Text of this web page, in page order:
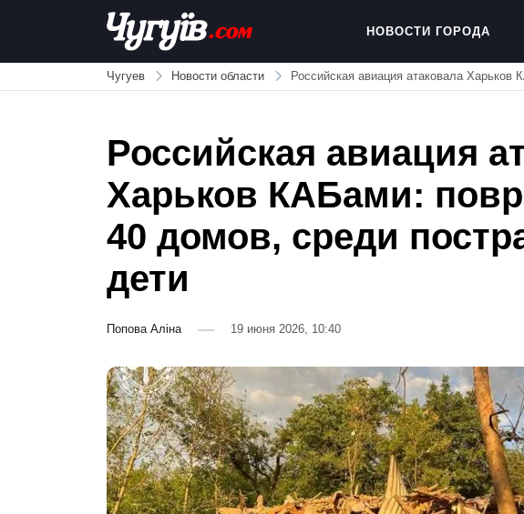
Chuguiv
НОВОСТИ ГОРОДА
Чугуев Новости области Российская авиация атаковала
Российская авиация
Харьков КАБами:
40 домов, среди
дети
Попова Аліна 19 июня 2026, 10:40